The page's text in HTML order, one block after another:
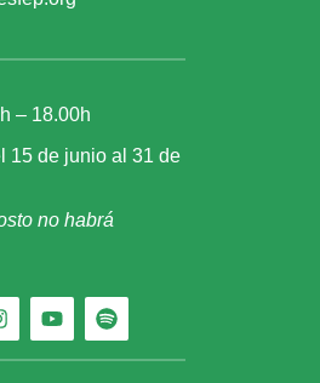
– 18.00h
15 de junio al 31 de
no habrá